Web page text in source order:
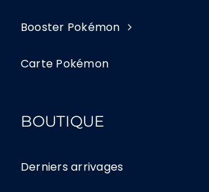
Booster Pokémon
Carte Pokémon
BOUTIQUE
Derniers arrivages